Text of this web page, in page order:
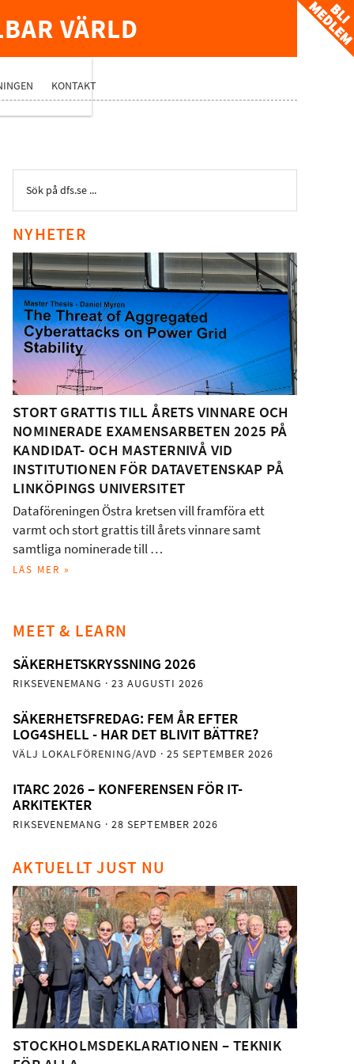
VÄRLD
KONTAKT
NYHETER
STORT GRATTIS TILL ÅRETS VINNARE OCH
NOMINERADE EXAMENSARBETEN 2025 PÅ
KANDIDAT- OCH MASTERNIVÅ VID
INSTITUTIONEN FÖR DATAVETENSKAP PÅ
LINKÖPINGS UNIVERSITET
Dataföreningen Östra kretsen vill framföra ett
varmt och stort grattis till årets vinnare samt
samtliga nominerade till …
LÄS MER »
MEET & LEARN
SÄKERHETSKRYSSNING 2026
RIKSEVENEMANG · 23 AUGUSTI 2026
SÄKERHETSFREDAG: FEM ÅR EFTER
LOG4SHELL - HAR DET BLIVIT BÄTTRE?
VÄLJ LOKALFÖRENING/AVD · 25 SEPTEMBER 2026
ITARC 2026 – KONFERENSEN FÖR IT-
ARKITEKTER
RIKSEVENEMANG · 28 SEPTEMBER 2026
AKTUELLT JUST NU
STOCKHOLMSDEKLARATIONEN – TEKNIK